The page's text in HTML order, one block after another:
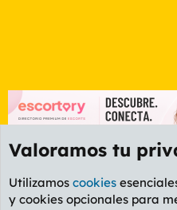
Foro General
Valoramos tu
Utilizamos cookies
y cookies opcionales para